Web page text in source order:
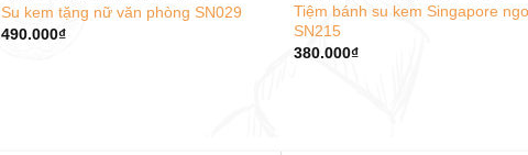
Su kem tặng nữ văn phòng SN029
490.000₫
Tiệm bánh su kem Singapore
SN215
380.000₫